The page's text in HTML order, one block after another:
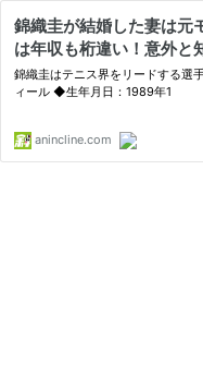
錦織圭が結婚した妻は元
は年収も桁違い！意外と
からこんにちは（芸能人
ブログ！）
錦織圭はテニス界をリードする選
ィール ◆生年月日：1989年1
anincline.com